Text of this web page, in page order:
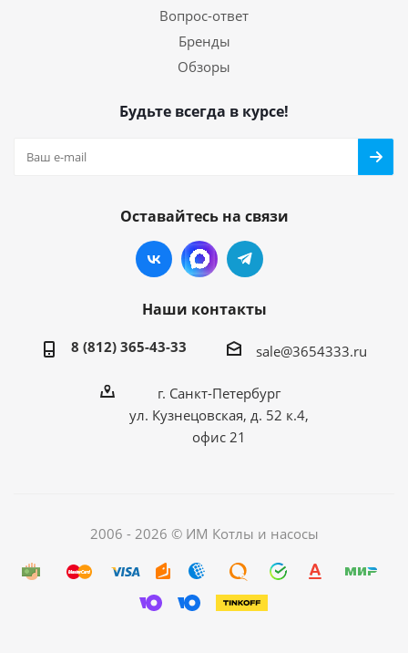
Вопрос-ответ
Бренды
Обзоры
Будьте всегда в курсе!
Оставайтесь на связи
Наши контакты
8 (812) 365-43-33 sale@3654333.ru
г. Санкт-Петербург
ул. Кузнецовская, д. 52 к.4,
офис 21
2006 - 2026 © ИМ Котлы и насосы